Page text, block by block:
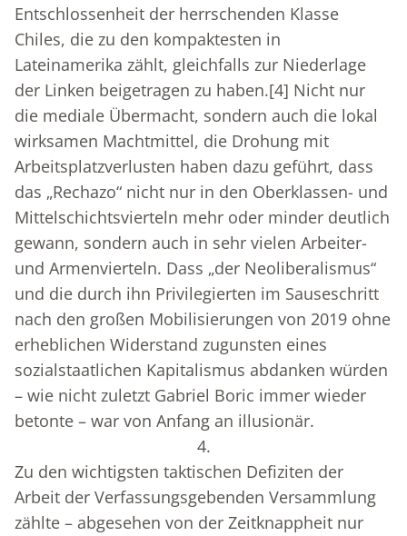
Entschlossenheit der herrschenden Klasse
Chiles, die zu den kompaktesten in
Lateinamerika zählt, gleichfalls zur Niederlage
der Linken beigetragen zu haben.[4] Nicht nur
die mediale Übermacht, sondern auch die lokal
wirksamen Machtmittel, die Drohung mit
Arbeitsplatzverlusten haben dazu geführt, dass
das „Rechazo“ nicht nur in den Oberklassen- und
Mittelschichtsvierteln mehr oder minder deutlich
gewann, sondern auch in sehr vielen Arbeiter-
und Armenvierteln. Dass „der Neoliberalismus“
und die durch ihn Privilegierten im Sauseschritt
nach den großen Mobilisierungen von 2019 ohne
erheblichen Widerstand zugunsten eines
sozialstaatlichen Kapitalismus abdanken würden
– wie nicht zuletzt Gabriel Boric immer wieder
betonte – war von Anfang an illusionär.
4.
Zu den wichtigsten taktischen Defiziten der
Arbeit der Verfassungsgebenden Versammlung
zählte – abgesehen von der Zeitknappheit nur